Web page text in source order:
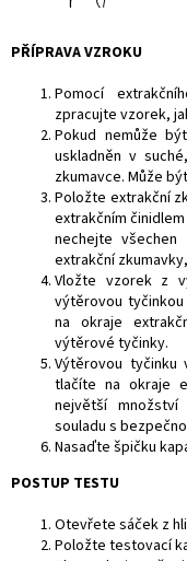
PŘÍPRAVA VZROKU
Pomocí
zpracujte vzorek,
Pokud nemůže
uskladněn v
zkumavce. Může
Položte extrakční
extrakčním
nechejte
extrakční
Vložte vzorek z
výtěrovou
na okraje
výtěrové tyčinky.
Výtěrovou tyčinku
tlačíte na okraje
největší
souladu s
Nasaďte špičku
POSTUP TESTU
Otevřete sáček z
Položte testovací